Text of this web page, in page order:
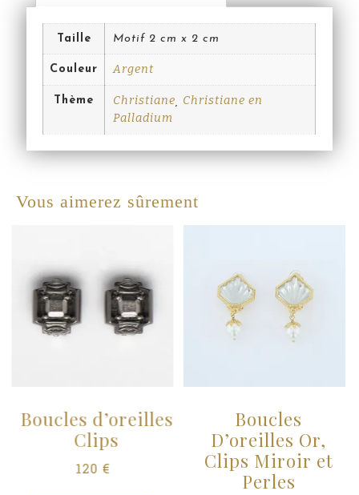
Taille Motif 2 cm x 2 cm
Couleur Argent
Thème Christiane
Christiane en
Palladium
Vous aimerez sûrement
Boucles d’oreilles
Clips
120 €
Boucles
D’oreilles Or,
Clips Miroir et
Perles